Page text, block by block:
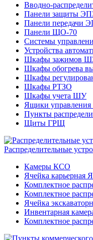
Вводно-
Панели защиты
Панели передачи
Панели ЩО-70
Системы
Устройства
Шкафы зажимов
Шкафы обогрева
Шкафы
Шкафы РТЗО
Шкафы учета ШУ
Ящики
Пункты
Щиты ГРЩ
Распределительные
Камеры КСО
Ячейка карьерная
Комплектное
Комплектное
Ячейка
Инвентарная
Комплектное